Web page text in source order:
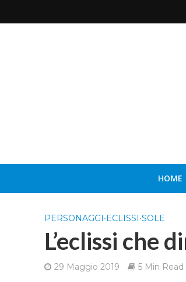
HOME
PERSONAGGI•ECLISSI•SOLE
L’eclissi che
29 Maggio 2019 5 Min Read